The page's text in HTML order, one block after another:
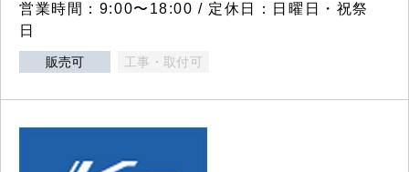
営業時間：9:00〜18:00 / 定休日：日曜日・祝祭
日
販売可 工事・取付可